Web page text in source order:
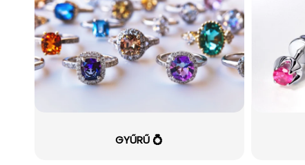
GYŰRŰ 💍